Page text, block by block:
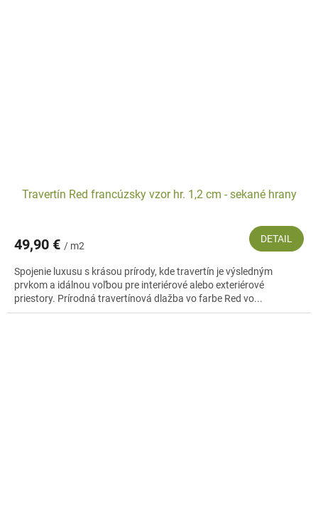
Travertín Red francúzsky vzor hr. 1,2 cm - sekané hrany
49,90 € / m2
DETAIL
Spojenie luxusu s krásou prírody, kde travertín je výsledným
prvkom a idálnou voľbou pre interiérové alebo exteriérové
priestory. Prírodná travertínová dlažba vo farbe Red vo...